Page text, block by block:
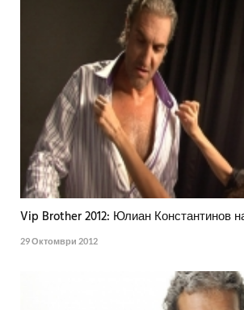
Vip Brother 2012: Юлиан Константинов
29 Октомври 2012